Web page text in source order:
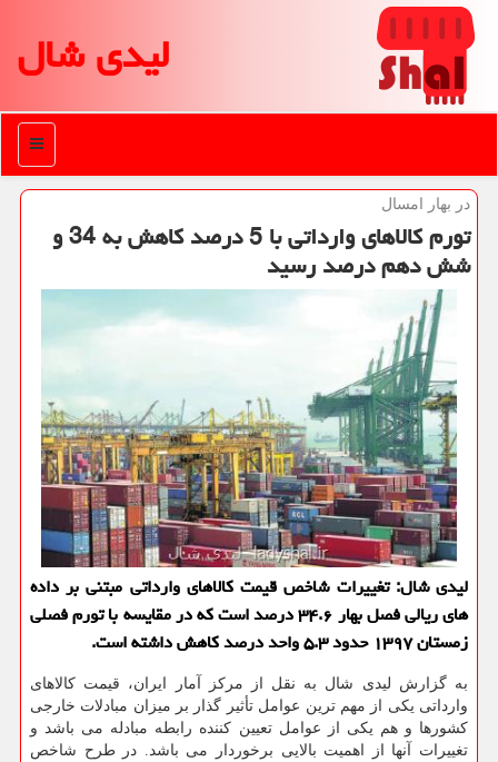
لیدی شال
منو
در بهار امسال
تورم كالاهای وارداتی با 5 درصد كاهش به 34 و
شش دهم درصد رسید
لیدی شال: تغییرات شاخص قیمت كالاهای وارداتی مبتنی بر داده
های ریالی فصل بهار ۳۴.۶ درصد است كه در مقایسه با تورم فصلی
زمستان ۱۳۹۷ حدود ۵.۳ واحد درصد كاهش داشته است.
به گزارش لیدی شال به نقل از مركز آمار ایران، قیمت كالاهای
وارداتی یكی از مهم ترین عوامل تأثیر گذار بر میزان مبادلات خارجی
كشورها و هم یكی از عوامل تعیین كننده رابطه مبادله می باشد و
تغییرات آنها از اهمیت بالایی برخوردار می باشد. در طرح شاخص